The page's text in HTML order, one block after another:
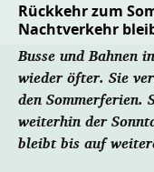
Rückkehr zum
Nachtverkehr
Busse und Bahnen
wieder öfter. Sie
den Sommerferien.
weiterhin der
bleibt bis auf